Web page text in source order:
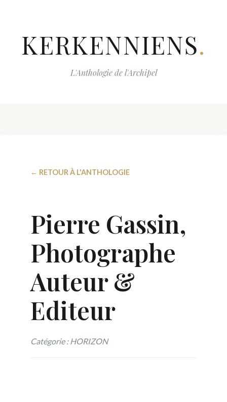
KERKENNIENS.
L'Anthologie de l'Archipel
← RETOUR À L'ANTHOLOGIE
Pierre Gassin,
Photographe
Auteur &
Editeur
Catégorie : HORIZON